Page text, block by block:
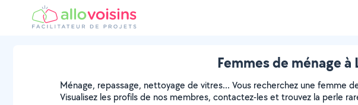
Femmes de ménage
Ménage, repassage, nettoyage de vitres... Vous recherchez une femme
Visualisez les profils de nos membres, contactez-les et trouvez la perle